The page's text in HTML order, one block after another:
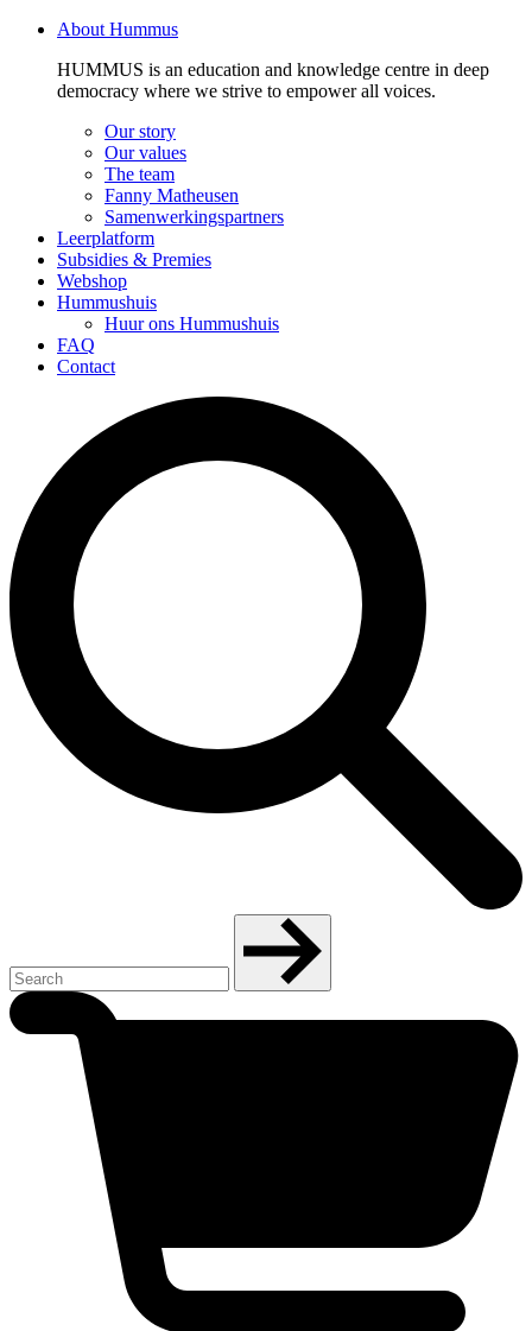
About Hummus
HUMMUS is an education and knowledge centre in deep
democracy where we strive to empower all voices.
Our story
Our values
The team
Fanny Matheusen
Samenwerkingspartners
Leerplatform
Subsidies & Premies
Webshop
Hummushuis
Huur ons Hummushuis
FAQ
Contact